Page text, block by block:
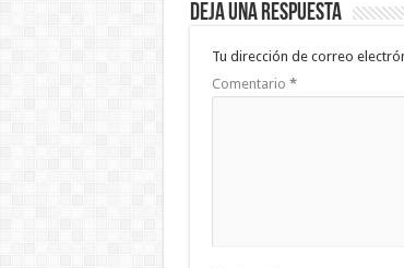
Deja una respuesta
Tu dirección de correo
Comentario *